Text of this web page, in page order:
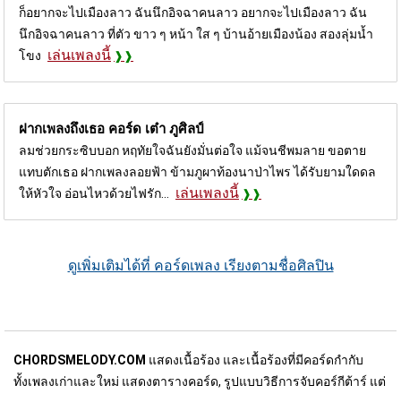
ก็อยากจะไปเมืองลาว ฉันนึกอิจฉาคนลาว อยากจะไปเมืองลาว ฉัน
นึกอิจฉาคนลาว ที่ตัว ขาว ๆ หน้า ใส ๆ บ้านอ้ายเมืองน้อง สองลุ่มน้ำ
โขง เล่นเพลงนี้
ฝากเพลงถึงเธอ คอร์ด เต๋า ภูศิลป์
ลมช่วยกระซิบบอก หฤทัยใจฉันยังมั่นต่อใจ แม้จนชีพมลาย ขอตาย
แทบตักเธอ ฝากเพลงลอยฟ้า ข้ามภูผาท้องนาป่าไพร ได้รับยามใดดล
ให้หัวใจ อ่อนไหวด้วยไฟรัก...
เล่นเพลงนี้
ดูเพิ่มเติมได้ที่ คอร์ดเพลง เรียงตามชื่อศิลปิน
CHORDSMELODY.COM แสดงเนื้อร้อง และเนื้อร้องที่มีคอร์ดกำกับ
ทั้งเพลงเก่าและใหม่ แสดงตารางคอร์ด, รูปแบบวิธีการจับคอร์กีต้าร์ แต่